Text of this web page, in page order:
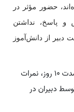
حضور مؤثر در
و پاسخ، نداشتن
از دانش‌آموز
بر اساس اعلام مدارس، از نهم خردادماه به مدت 10 روز، نمرات
دبیران در